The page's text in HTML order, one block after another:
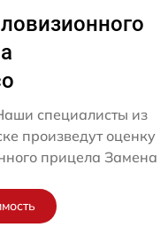
специалисты из
произведут оценку
прицела Замена